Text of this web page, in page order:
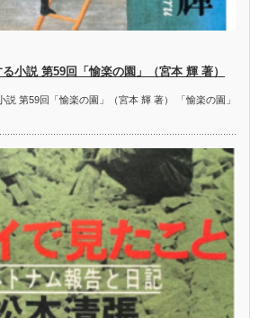
小説 第59回「愉楽の園」（宮本 輝 著）
説 第59回「愉楽の園」（宮本 輝 著） 「愉楽の園」